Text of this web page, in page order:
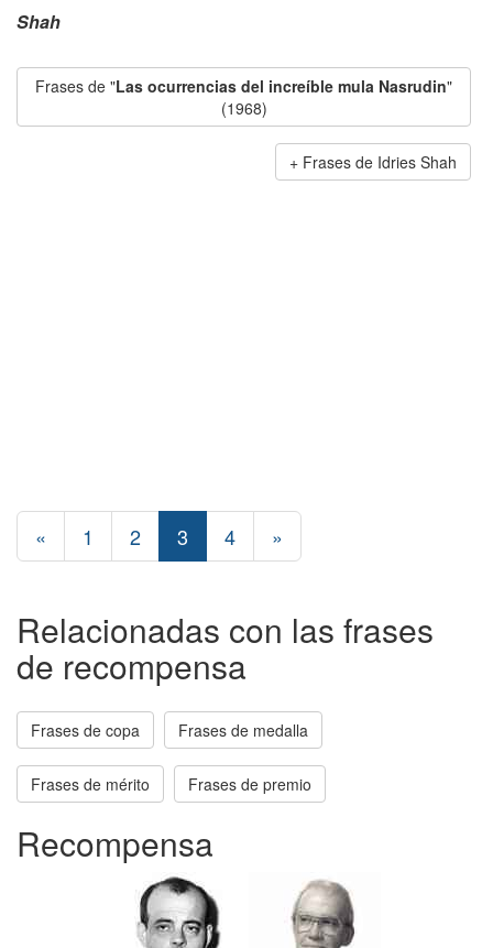
Shah
Frases de "Las ocurrencias del increíble mula Nasrudin"
(1968)
Frases de Idries Shah
« 1 2 3 4 »
Relacionadas con las frases
de recompensa
Frases de copa Frases de medalla
Frases de mérito Frases de premio
Recompensa